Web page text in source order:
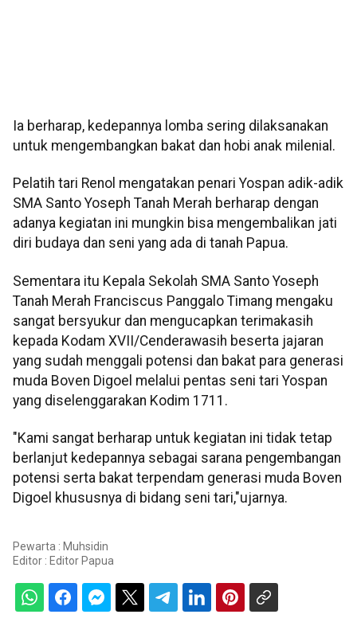
Ia berharap, kedepannya lomba sering dilaksanakan
untuk mengembangkan bakat dan hobi anak milenial.
Pelatih tari Renol mengatakan penari Yospan adik-adik
SMA Santo Yoseph Tanah Merah berharap dengan
adanya kegiatan ini mungkin bisa mengembalikan jati
diri budaya dan seni yang ada di tanah Papua.
Sementara itu Kepala Sekolah SMA Santo Yoseph
Tanah Merah Franciscus Panggalo Timang mengaku
sangat bersyukur dan mengucapkan terimakasih
kepada Kodam XVII/Cenderawasih beserta jajaran
yang sudah menggali potensi dan bakat para generasi
muda Boven Digoel melalui pentas seni tari Yospan
yang diselenggarakan Kodim 1711.
"Kami sangat berharap untuk kegiatan ini tidak tetap
berlanjut kedepannya sebagai sarana pengembangan
potensi serta bakat terpendam generasi muda Boven
Digoel khususnya di bidang seni tari,"ujarnya.
Pewarta : Muhsidin
Editor : Editor Papua